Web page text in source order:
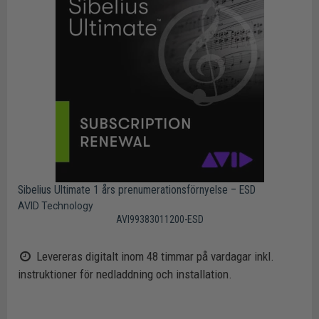
Sibelius Ultimate 1 års prenumerationsförnyelse – ESD
AVID Technology
AVI99383011200-ESD
Levereras digitalt inom 48 timmar på vardagar inkl.
instruktioner för nedladdning och installation.